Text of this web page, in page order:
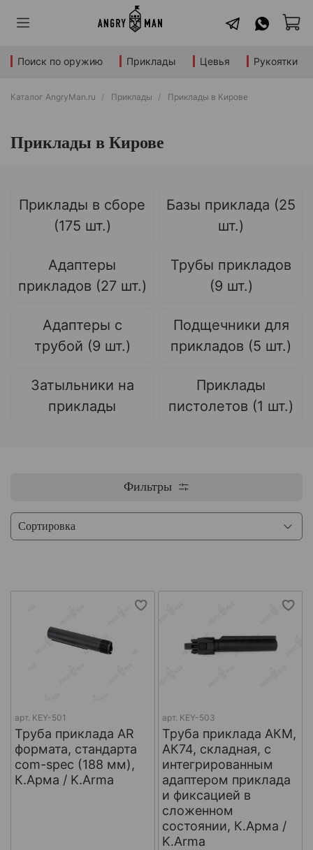
Поиск по оружию Приклады Цевья Рукоятки
Каталог AngryMan.ru Приклады Приклады в Кирове
Приклады в Кирове
Приклады в сборе
(175 шт.)
Базы приклада (25
шт.)
Адаптеры
прикладов (27 шт.)
Трубы прикладов
(9 шт.)
Адаптеры с
трубой (9 шт.)
Подщечники для
прикладов (5 шт.)
Затыльники на
приклады
Приклады
пистолетов (1 шт.)
Фильтры
арт. KEY-501
Труба приклада AR
формата, стандарта
com-spec (188 мм),
К.Арма / K.Arma
арт. KEY-503
Труба приклада АКМ,
АК74, складная, с
интегрированным
адаптером приклада
и фиксацией в
сложенном
состоянии, К.Арма /
K.Arma